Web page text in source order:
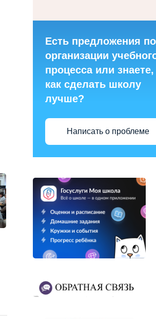
Есть предложения по
организации
процесса или знаете,
как сделать школу
лучше?
Написать о проблеме